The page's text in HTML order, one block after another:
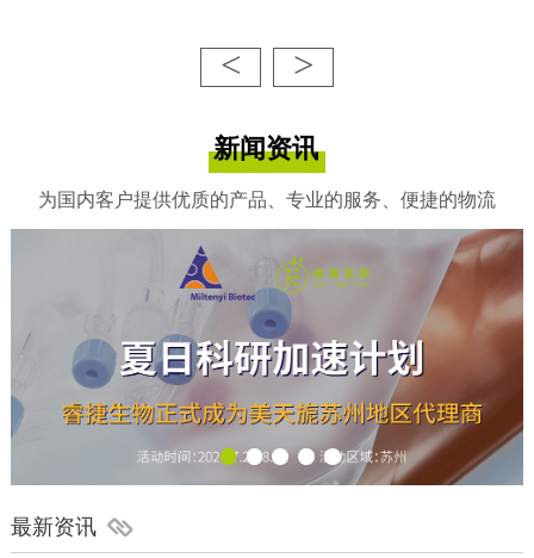
睿杰生物-凋亡/增殖检测试剂
< >
新闻资讯
为国内客户提供优质的产品、专业的服务、便捷的物流
最新资讯